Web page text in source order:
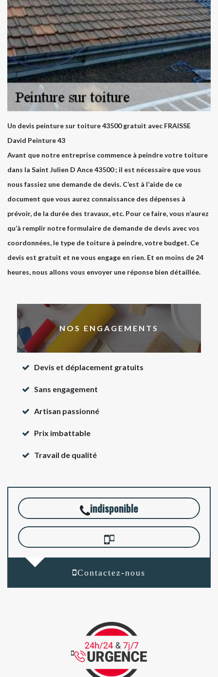
Un devis peinture sur toiture 43500 gratuit avec FRAISSE
David Peinture 43
Avant que notre entreprise commence à peindre votre toiture
dans la Saint Julien D Ance 43500 ; il est nécessaire que vous
nous fassiez une demande de devis. C’est à l’aide de ce
document que vous aurez connaissance des dépenses à
prévoir, de la durée des travaux, etc. Pour ce faire, vous n’aurez
qu’à remplir notre formulaire de demande de devis avec vos
coordonnées, le type de toiture à peindre, votre budget. Ce
devis est gratuit et ne vous engage en rien. Et en moins de 24
heures, nous allons vous envoyer une réponse bien détaillée.
NOS ENGAGEMENTS
Devis et déplacement gratuits
Sans engagement
Artisan passionné
Prix imbattable
Travail de qualité
indisponible
Contactez-nous